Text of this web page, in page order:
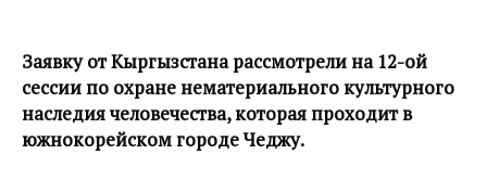
Заявку от Кыргызстана рассмотрели на 12-ой
сессии по охране нематериального культурного
наследия человечества, которая проходит в
южнокорейском городе Чеджу.